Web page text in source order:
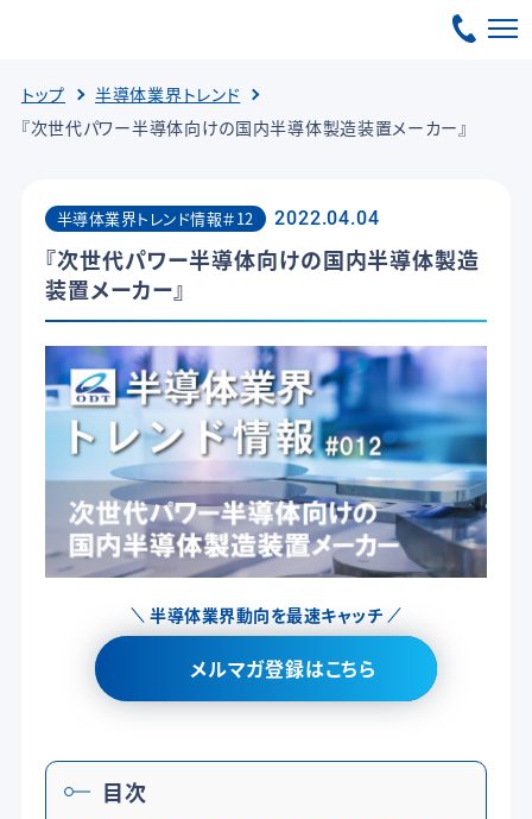
トップ
半導体業界トレンド
『次世代パワー半導体向けの国内半導体製造装置メーカー』
半導体業界トレンド情報＃12 2022.04.04
『次世代パワー半導体向けの国内半導体製造
装置メーカー』
半導体業界動向を最速キャッチ
メルマガ登録はこちら
目次